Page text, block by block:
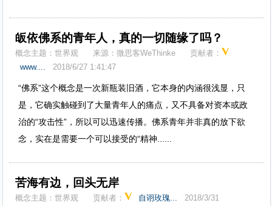
皈依佛系的青年人，真的一切随缘了吗？
概念主题：世界观 来源：微思客WeThinke
贡献者：
www....
2018/6/27 1:41:47
“佛系”这个概念是一次新瓶装旧酒，它本身的内涵很浅显，只
是，它确实触碰到了大量青年人的痛点，又不具备对资本或政
治的“攻击性”，所以可以迅速传播。佛系青年并非真的放下欲
念，实在是需要一个可以接受的“精神......
苦海有边，回头无岸
概念主题：世界观 贡献者： 自诩玫瑰...
2018/3/31